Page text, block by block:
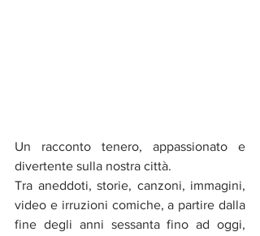
Un racconto tenero, appassionato e
divertente sulla nostra città.
Tra aneddoti, storie, canzoni, immagini,
video e irruzioni comiche, a partire dalla
fine degli anni sessanta fino ad oggi,